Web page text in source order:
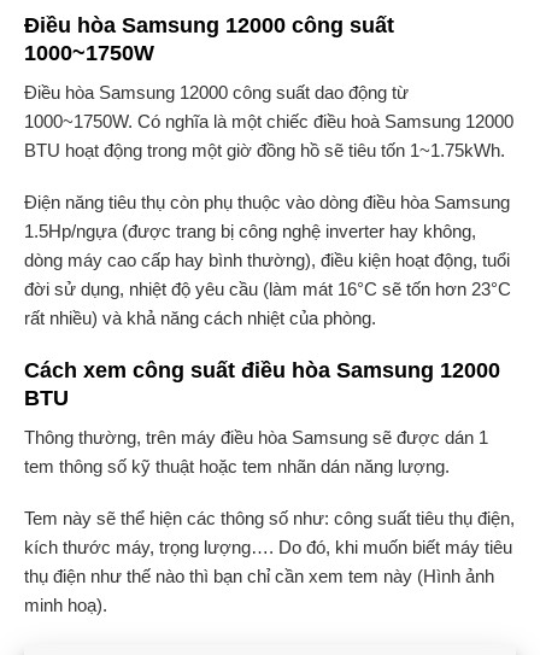
Điều hòa Samsung 12000 công suất
1000~1750W
Điều hòa Samsung 12000 công suất dao động từ
1000~1750W. Có nghĩa là một chiếc điều hoà Samsung 12000
BTU hoạt động trong một giờ đồng hồ sẽ tiêu tốn 1~1.75kWh.
Điện năng tiêu thụ còn phụ thuộc vào dòng điều hòa Samsung
1.5Hp/ngựa (được trang bị công nghệ inverter hay không,
dòng máy cao cấp hay bình thường), điều kiện hoạt động, tuổi
đời sử dụng, nhiệt độ yêu cầu (làm mát 16°C sẽ tốn hơn 23°C
rất nhiều) và khả năng cách nhiệt của phòng.
Cách xem công suất điều hòa Samsung 12000
BTU
Thông thường, trên máy điều hòa Samsung sẽ được dán 1
tem thông số kỹ thuật hoặc tem nhãn dán năng lượng.
Tem này sẽ thể hiện các thông số như: công suất tiêu thụ điện,
kích thước máy, trọng lượng…. Do đó, khi muốn biết máy tiêu
thụ điện như thế nào thì bạn chỉ cần xem tem này (Hình ảnh
minh hoạ).